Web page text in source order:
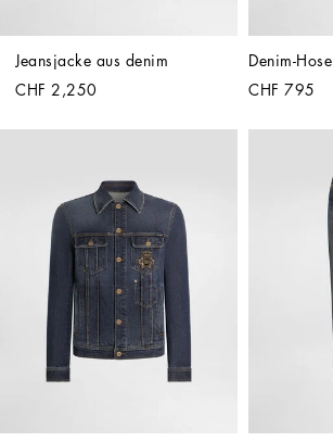
Jeansjacke aus denim
CHF 2,250
Denim-Hose
CHF 795